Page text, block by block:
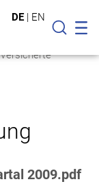
DE | EN
Suche
2009.pdf